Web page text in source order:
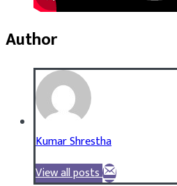
Author
Kumar Shrestha
View all posts